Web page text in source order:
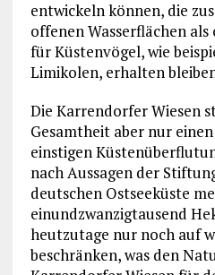
entwickeln können, die
offenen Wasserflächen
für Küstenvögel, wie
Limikolen, erhalten
Die Karrendorfer Wiesen
Gesamtheit aber nur
einstigen
nach Aussagen der
deutschen Ostseeküste
einundzwanzigtausend
heutzutage nur noch auf
beschränken, was den